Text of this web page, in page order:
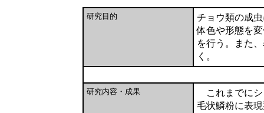
研究目的
チョウ類の成
体色や形態を
を行う。また
く。
研究内容・成果
これまでにシ
毛状鱗粉に表